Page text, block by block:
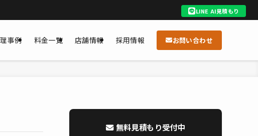
LINE AI見積もり
事例 料金一覧 店舗情報 採用情報 お問い合わせ
無料見積もり受付中